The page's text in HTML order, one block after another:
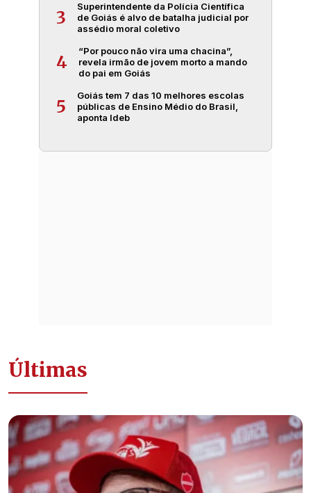
3
Superintendente da Polícia Científica
de Goiás é alvo de batalha judicial por
assédio moral coletivo
4
“Por pouco não vira uma chacina”,
revela irmão de jovem morto a mando
do pai em Goiás
5
Goiás tem 7 das 10 melhores escolas
públicas de Ensino Médio do Brasil,
aponta Ideb
Últimas